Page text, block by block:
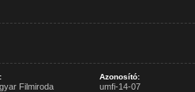
Filmiroda
Azonosító:
umfi-14-07